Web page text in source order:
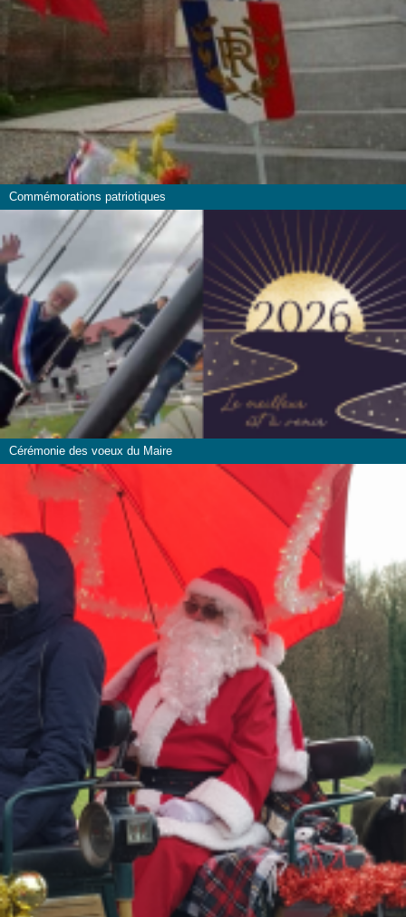
Commémorations patriotiques
Cérémonie des voeux du Maire